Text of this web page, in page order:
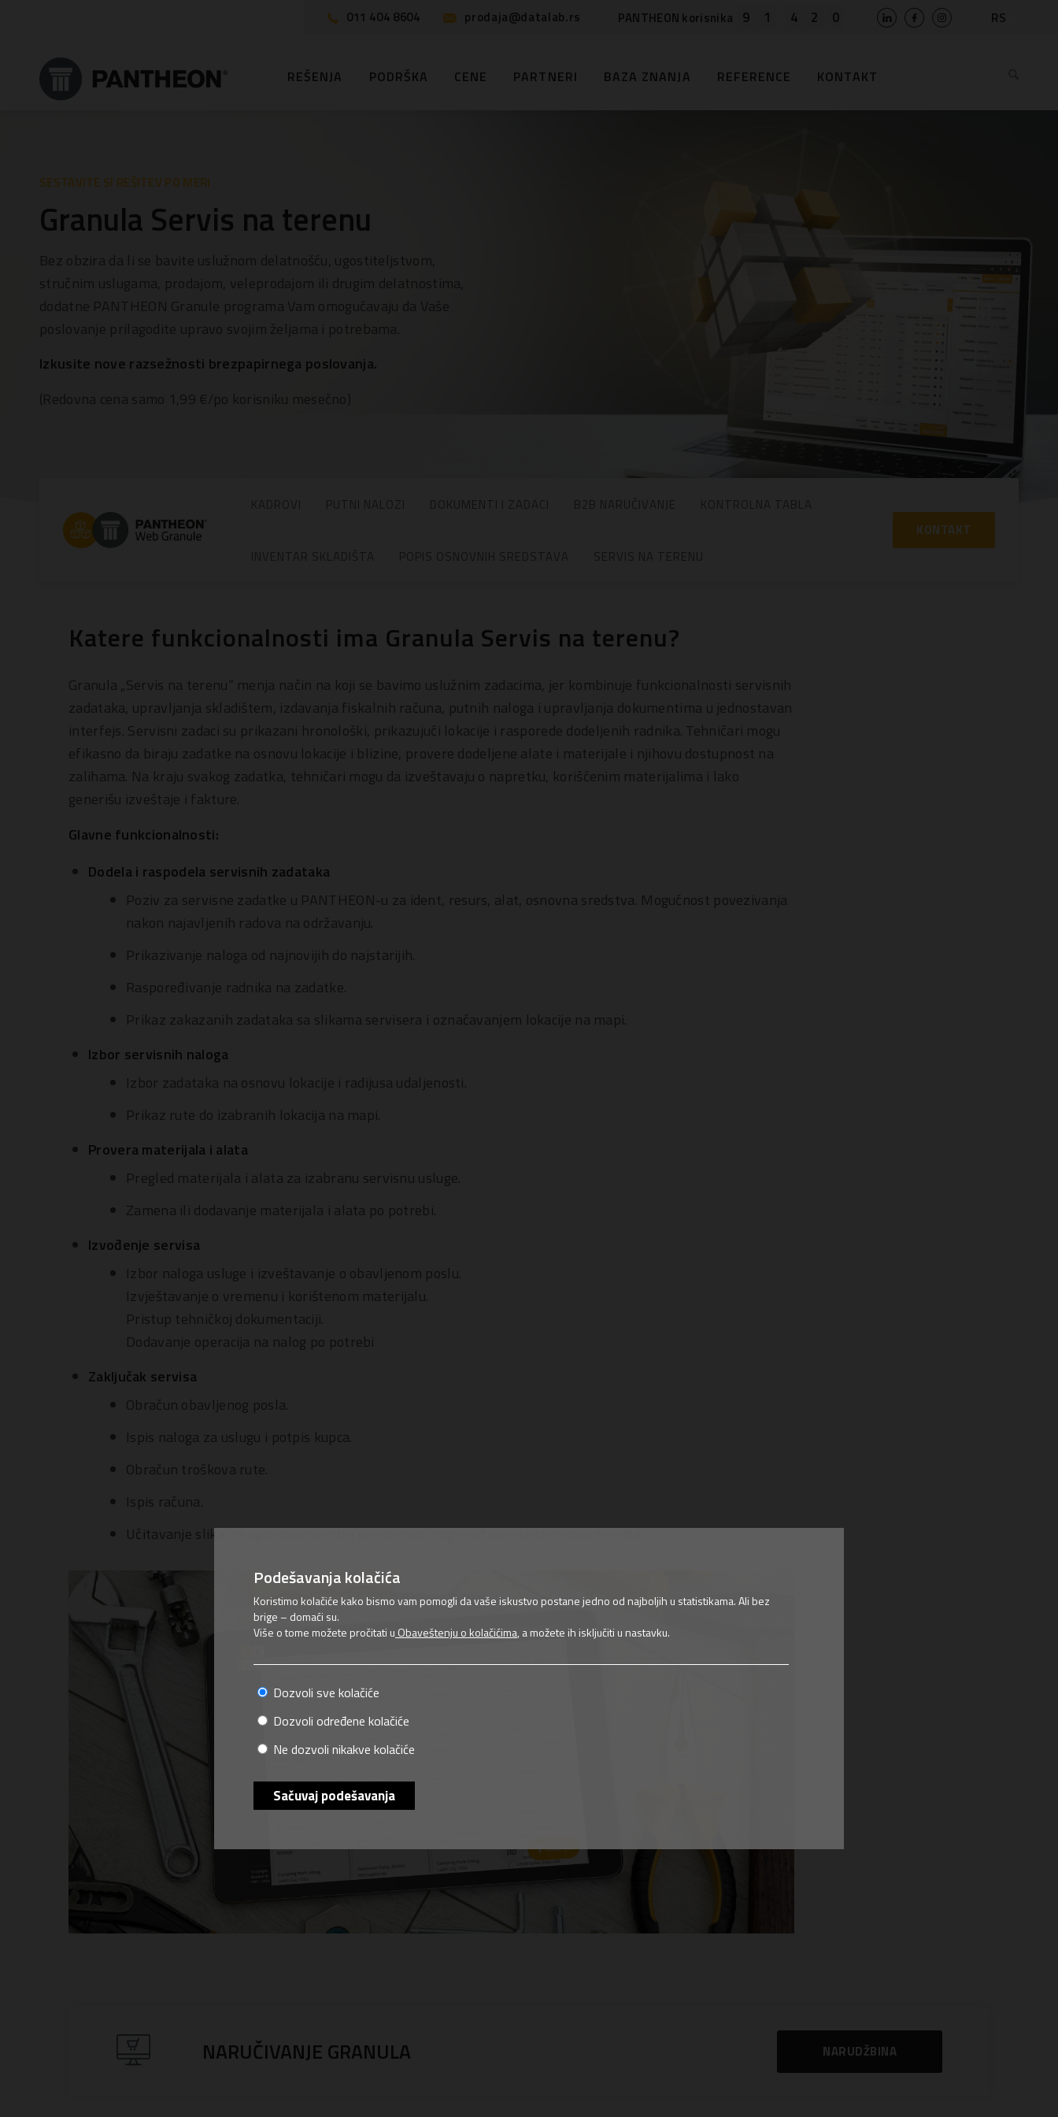
011 404 8604 prodaja@datalab.rs PANTHEON korisnika 9 1 4 2 0
RS
BIH
REŠENJA PODRŠKA CENE PARTNERI BAZA ZNANJA REFERENCE KONTAKT
SESTAVITE SI REŠITEV PO MERI
Granula Servis na terenu
Bez obzira da li se bavite uslužnom delatnošću, ugostiteljstvom,
stručnim uslugama, prodajom, veleprodajom ili drugim delatnostima,
dodatne PANTHEON Granule programa Vam omogućavaju da Vaše
poslovanje prilagodite upravo svojim željama i potrebama.
Izkusite nove razsežnosti brezpapirnega poslovanja.
(Redovna cena samo 1,99 €/po korisniku mesečno)
KONTAKT
Katere funkcionalnosti ima Granula Servis na terenu?
Granula „Servis na terenu“ menja način na koji se bavimo uslužnim zadacima, jer kombinuje funkcionalnosti servisnih
zadataka, upravljanja skladištem, izdavanja fiskalnih računa, putnih naloga i upravljanja dokumentima u jednostavan
interfejs. Servisni zadaci su prikazani hronološki, prikazujući lokacije i rasporede dodeljenih radnika. Tehničari mogu
efikasno da biraju zadatke na osnovu lokacije i blizine, provere dodeljene alate i materijale i njihovu dostupnost na
zalihama. Na kraju svakog zadatka, tehničari mogu da izveštavaju o napretku, korišćenim materijalima i lako
generišu izveštaje i fakture.
Glavne funkcionalnosti:
Dodela i raspodela servisnih zadataka
Poziv za servisne zadatke u PANTHEON-u za ident, resurs, alat, osnovna sredstva. Mogućnost povezivanja
nakon najavljenih radova na održavanju.
Prikazivanje naloga od najnovijih do najstarijih.
Raspoređivanje radnika na zadatke.
Prikaz zakazanih zadataka sa slikama servisera i označavanjem lokacije na mapi.
Izbor servisnih naloga
Izbor zadataka na osnovu lokacije i radijusa udaljenosti.
Prikaz rute do izabranih lokacija na mapi.
Provera materijala i alata
Pregled materijala i alata za izabranu servisnu usluge.
Zamena ili dodavanje materijala i alata po potrebi.
Izvođenje servisa
Izbor naloga usluge i izveštavanje o obavljenom poslu.
Izvještavanje o vremenu i korištenom materijalu.
Pristup tehničkoj dokumentaciji.
Dodavanje operacija na nalog po potrebi
Zaključak servisa
Obračun obavljenog posla.
Ispis naloga za uslugu i potpis kupca.
Obračun troškova rute.
Ispis računa.
Učitavanje slika i drugih dokumenata preko mobilnog uređaja u sistem dokumenata.
NARUČIVANJE GRANULA NARUDŽBINA
Podešavanja kolačića
Koristimo kolačiće kako bismo vam pomogli da vaše iskustvo postane jedno od najboljih u statistikama. Ali bez
brige – domaći su.
Više o tome možete pročitati u Obaveštenju o kolačićima, a možete ih isključiti u nastavku.
Dozvoli sve kolačiće
Dozvoli određene kolačiće
Ne dozvoli nikakve kolačiće
Sačuvaj podešavanja